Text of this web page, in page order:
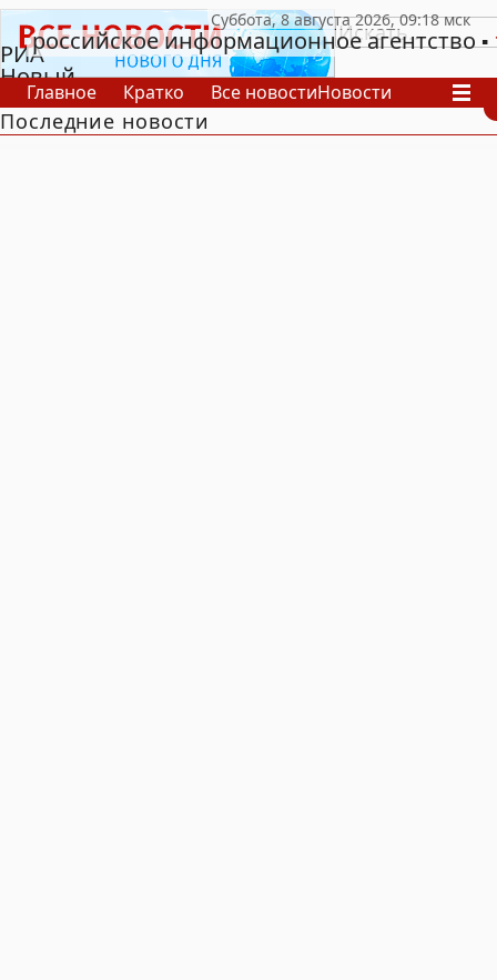
РИА
Новый
День
российское информационное агентство
Главное Кратко Все новостиНовости
В России
В мире
Последние новости